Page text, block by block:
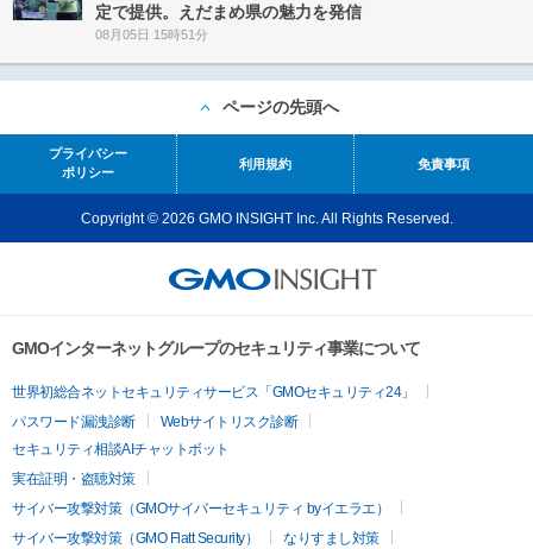
定で提供。えだまめ県の魅力を発信
08月05日 15時51分
ページの先頭へ
プライバシー
ポリシー
利用規約 免責事項
Copyright © 2026 GMO INSIGHT Inc. All Rights Reserved.
GMOインターネットグループのセキュリティ事業について
世界初総合ネットセキュリティサービス「GMOセキュリティ24」
パスワード漏洩診断
Webサイトリスク診断
セキュリティ相談AIチャットボット
実在証明・盗聴対策
サイバー攻撃対策（GMOサイバーセキュリティ byイエラエ）
サイバー攻撃対策（GMO Flatt Security）
なりすまし対策